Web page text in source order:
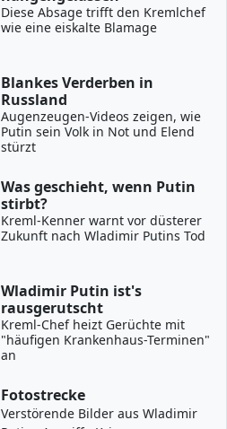
Diese Absage trifft den Kremlchef
wie eine eiskalte Blamage
Blankes Verderben in
Russland
Augenzeugen-Videos zeigen, wie
Putin sein Volk in Not und Elend
stürzt
Was geschieht, wenn Putin
stirbt?
Kreml-Kenner warnt vor düsterer
Zukunft nach Wladimir Putins Tod
Wladimir Putin ist's
rausgerutscht
Kreml-Chef heizt Gerüchte mit
"häufigen Krankenhaus-Terminen"
an
Fotostrecke
Verstörende Bilder aus Wladimir